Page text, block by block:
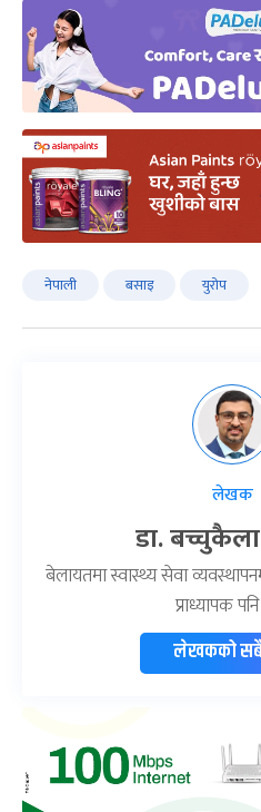
नेपाली बसाइ युरोप
लेखक
डा.
बेलायतमा स्वास्थ्य सेवा
प्राध्यापक
लेखकको